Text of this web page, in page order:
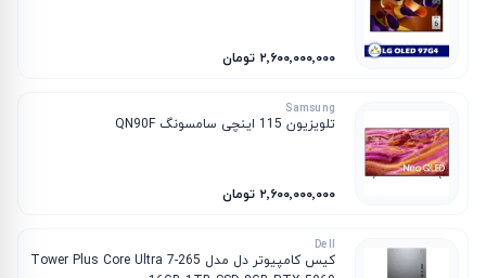
۲٬۶۰۰٬۰۰۰٬۰۰۰ تومان
Samsung
تلویزیون 115 اینچی سامسونگ QN90F
۲٬۶۰۰٬۰۰۰٬۰۰۰ تومان
Dell
کیس کامپیوتر دل مدل Tower Plus Core Ultra 7-265